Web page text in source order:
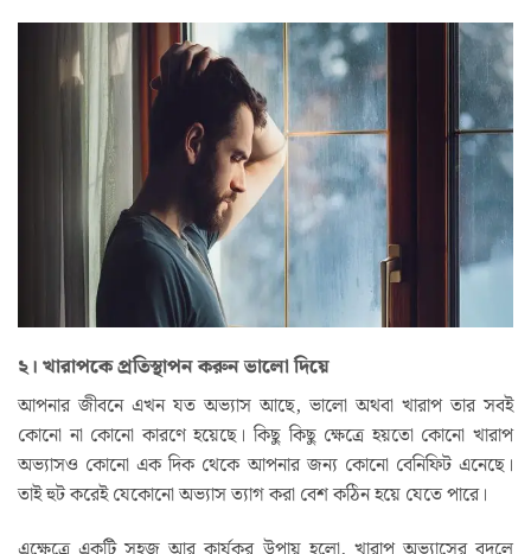
২। খারাপকে প্রতিস্থাপন করুন ভালো দিয়ে
আপনার জীবনে এখন যত অভ্যাস আছে, ভালো অথবা খারাপ তার সবই
কোনো না কোনো কারণে হয়েছে। কিছু কিছু ক্ষেত্রে হয়তো কোনো খারাপ
অভ্যাসও কোনো এক দিক থেকে আপনার জন্য কোনো বেনিফিট এনেছে।
তাই হুট করেই যেকোনো অভ্যাস ত্যাগ করা বেশ কঠিন হয়ে যেতে পারে।